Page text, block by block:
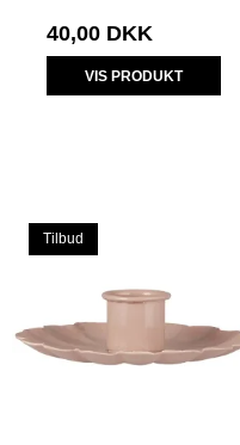
40,00 DKK
VIS PRODUKT
Tilbud